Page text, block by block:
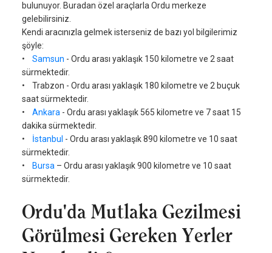
bulunuyor. Buradan özel araçlarla Ordu merkeze
gelebilirsiniz.
Kendi aracınızla gelmek isterseniz de bazı yol bilgilerimiz
şöyle:
• Samsun - Ordu arası yaklaşık 150 kilometre ve 2 saat
sürmektedir.
• Trabzon - Ordu arası yaklaşık 180 kilometre ve 2 buçuk
saat sürmektedir.
• Ankara - Ordu arası yaklaşık 565 kilometre ve 7 saat 15
dakika sürmektedir.
• İstanbul - Ordu arası yaklaşık 890 kilometre ve 10 saat
sürmektedir.
•
Bursa – Ordu arası yaklaşık 900 kilometre ve 10 saat
sürmektedir.
Ordu'da Mutlaka Gezilmesi
Görülmesi Gereken Yerler